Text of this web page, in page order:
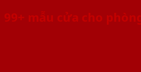
99+ mẫu cửa cho